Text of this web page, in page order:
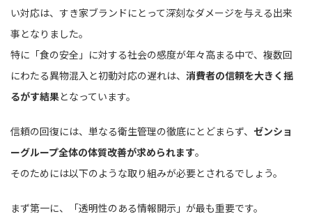
い対応は、すき家ブランドにとって深刻なダメージを与える出来
事となりました。
特に「食の安全」に対する社会の感度が年々高まる中で、複数回
にわたる異物混入と初動対応の遅れは、 消費者の信頼を大きく揺
るがす結果となっています。
信頼の回復には、単なる衛生管理の徹底にとどまらず、 ゼンショ
ーグループ全体の体質改善が求められます。
そのためには以下のような取り組みが必要とされるでしょう。
まず第一に、「透明性のある情報開示」が最も重要です。